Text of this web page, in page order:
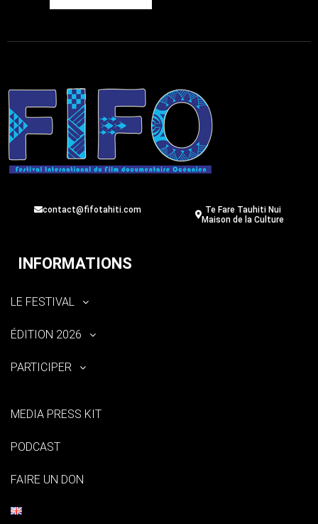
contact@fifotahiti.com
Te Fare Tauhiti Nui
Maison de la Culture
INFORMATIONS
LE FESTIVAL
ÉDITION 2026
PARTICIPER
MEDIA PRESS KIT
PODCAST
FAIRE UN DON